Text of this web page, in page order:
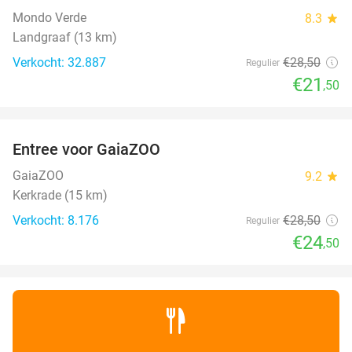
Mondo Verde 8.3 star
Landgraaf (13 km)
Verkocht: 32.887
Regulier €28,50
€21 ,50
Entree voor GaiaZOO
GaiaZOO 9.2 star
Kerkrade (15 km)
Verkocht: 8.176
Regulier €28,50
€24,50